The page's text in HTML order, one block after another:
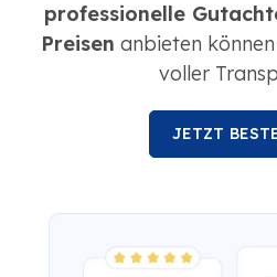
professionelle
Preisen anbieten
voller
JETZT